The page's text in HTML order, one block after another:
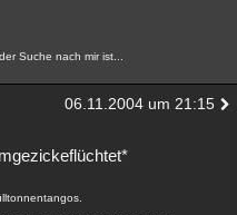
Suche nach mir ist...
06.11.2004 um 21:15